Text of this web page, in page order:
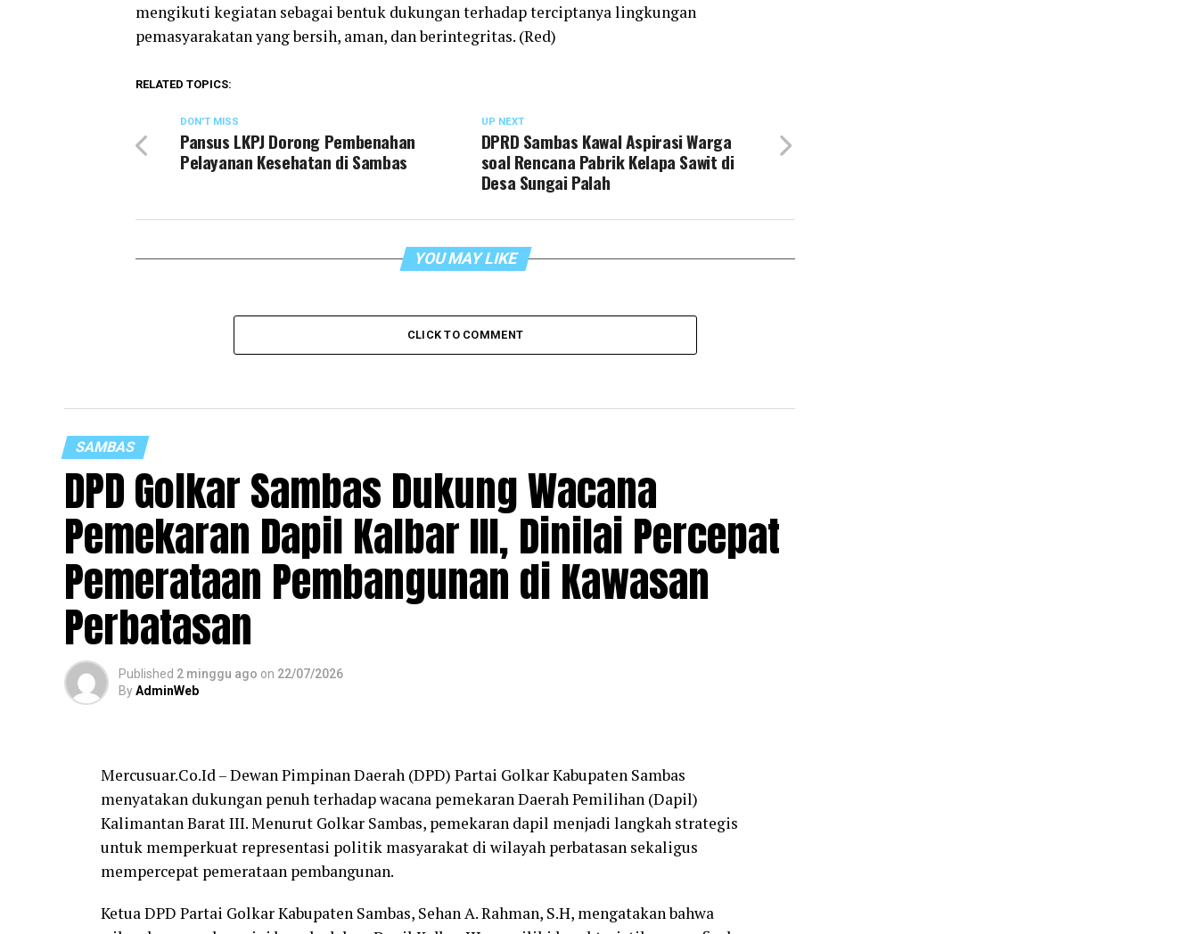
mengikuti kegiatan sebagai bentuk dukungan terhadap terciptanya lingkungan
pemasyarakatan yang bersih, aman, dan berintegritas. (Red)
RELATED TOPICS:
UP NEXT
DPRD Sambas Kawal Aspirasi Warga
soal Rencana Pabrik Kelapa Sawit di
Desa Sungai Palah
DON'T MISS
Pansus LKPJ Dorong Pembenahan
Pelayanan Kesehatan di Sambas
YOU MAY LIKE
CLICK TO COMMENT
SAMBAS
DPD Golkar Sambas Dukung Wacana
Pemekaran Dapil Kalbar III, Dinilai Percepat
Pemerataan Pembangunan di Kawasan
Perbatasan
Published 2 minggu ago on 22/07/2026
ByAdminWeb
Mercusuar.Co.Id – Dewan Pimpinan Daerah (DPD) Partai Golkar Kabupaten Sambas
menyatakan dukungan penuh terhadap wacana pemekaran Daerah Pemilihan (Dapil)
Kalimantan Barat III. Menurut Golkar Sambas, pemekaran dapil menjadi langkah strategis
untuk memperkuat representasi politik masyarakat di wilayah perbatasan sekaligus
mempercepat pemerataan pembangunan.
Ketua DPD Partai Golkar Kabupaten Sambas, Sehan A. Rahman, S.H, mengatakan bahwa